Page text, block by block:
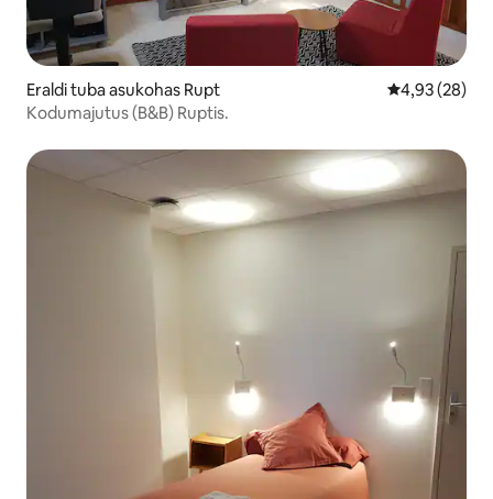
Eraldi tuba asukohas Rupt Keskmine
4,93 (28)
Kodumajutus (B&B) Ruptis.